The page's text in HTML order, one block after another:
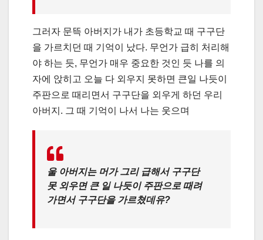
그러자 문뜩 아버지가 내가 초등학교 때 구구단
을 가르치던 때 기억이 났다. 무언가 급히 처리해
야 하는 듯, 무언가 매우 중요한 것인 듯 나를 의
자에 앉히고 오늘 다 외우지 못하면 큰일 나듯이
주판으로 때리면서 구구단을 외우게 하던 우리
아버지. 그 때 기억이 나서 나는 웃으며
울 아버지는 머가 그리 급해서 구구단
못 외우면 큰 일 나듯이 주판으로 때려
가면서 구구단을 가르쳤데유?